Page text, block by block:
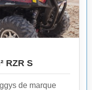
RZR S
de marque